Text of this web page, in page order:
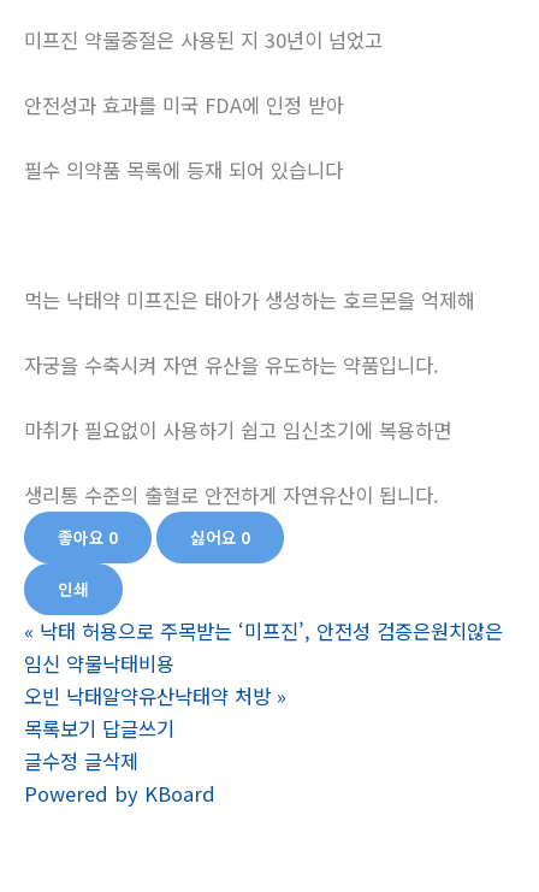
미프진 약물중절은 사용된 지 30년이 넘었고
안전성과 효과를 미국 FDA에 인정 받아
필수 의약품 목록에 등재 되어 있습니다
먹는 낙태약 미프진은 태아가 생성하는 호르몬을 억제해
자궁을 수축시켜 자연 유산을 유도하는 약품입니다.
마취가 필요없이 사용하기 쉽고 임신초기에 복용하면
생리통 수준의 출혈로 안전하게 자연유산이 됩니다.
좋아요 0 싫어요 0
인쇄
« 낙태 허용으로 주목받는 ‘미프진’, 안전성 검증은원치않은
임신 약물낙태비용
오빈 낙태알약유산낙­태약 처방 »
목록보기 답글쓰기
글수정 글삭제
Powered by KBoard